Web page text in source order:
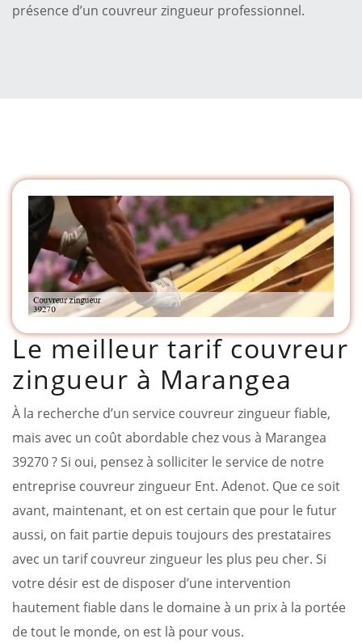
présence d’un couvreur zingueur professionnel.
Le meilleur tarif couvreur
zingueur à Marangea
À la recherche d’un service couvreur zingueur fiable,
mais avec un coût abordable chez vous à Marangea
39270 ? Si oui, pensez à solliciter le service de notre
entreprise couvreur zingueur Ent. Adenot. Que ce soit
avant, maintenant, et on est certain que pour le futur
aussi, on fait partie depuis toujours des prestataires
avec un tarif couvreur zingueur les plus peu cher. Si
votre désir est de disposer d’une intervention
hautement fiable dans le domaine à un prix à la portée
de tout le monde, on est là pour vous.